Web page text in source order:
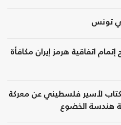
تونس
اتفاقية هرمز إيران مكافأة
لأسير فلسطيني عن معركة
هندسة الخضوع